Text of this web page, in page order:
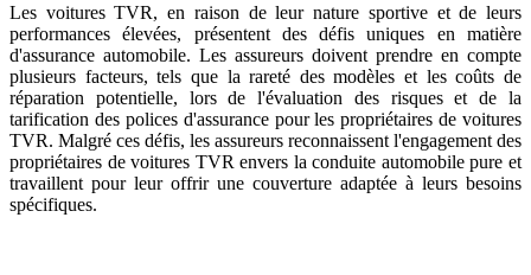
Les voitures TVR, en raison de leur nature sportive et de leurs
performances élevées, présentent des défis uniques en matière
d'assurance automobile. Les assureurs doivent prendre en compte
plusieurs facteurs, tels que la rareté des modèles et les coûts de
réparation potentielle, lors de l'évaluation des risques et de la
tarification des polices d'assurance pour les propriétaires de voitures
TVR. Malgré ces défis, les assureurs reconnaissent l'engagement des
propriétaires de voitures TVR envers la conduite automobile pure et
travaillent pour leur offrir une couverture adaptée à leurs besoins
spécifiques.